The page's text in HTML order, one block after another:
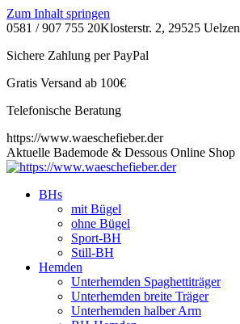
Zum Inhalt springen
0581 / 907 755 20Klosterstr. 2, 29525 Uelzen
Sichere Zahlung per PayPal
Gratis Versand ab 100€
Telefonische Beratung
https://www.waeschefieber.der
Aktuelle Bademode & Dessous Online Shop
BHs
mit Bügel
ohne Bügel
Sport-BH
Still-BH
Hemden
Unterhemden Spaghettiträger
Unterhemden breite Träger
Unterhemden halber Arm